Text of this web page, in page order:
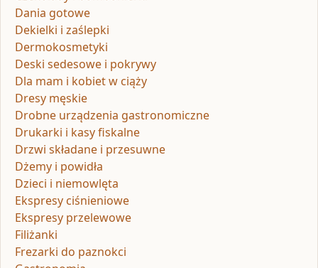
Dania gotowe
Dekielki i zaślepki
Dermokosmetyki
Deski sedesowe i pokrywy
Dla mam i kobiet w ciąży
Dresy męskie
Drobne urządzenia gastronomiczne
Drukarki i kasy fiskalne
Drzwi składane i przesuwne
Dżemy i powidła
Dzieci i niemowlęta
Ekspresy ciśnieniowe
Ekspresy przelewowe
Filiżanki
Frezarki do paznokci